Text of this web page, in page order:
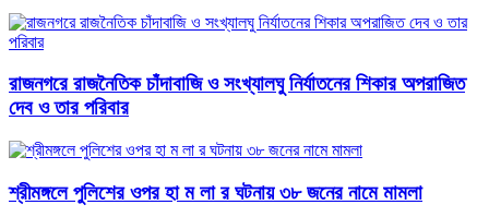
রাজনগরে রাজনৈতিক চাঁদাবাজি ও সংখ্যালঘু নির্যাতনের শিকার অপরাজিত
দেব ও তার পরিবার
শ্রীমঙ্গলে পুলিশের ওপর হা ম লা র ঘটনায় ৩৮ জনের নামে মামলা